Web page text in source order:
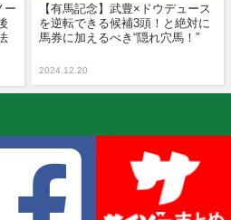
ー
【有馬記念】武豊×ドウデュース
を逆転できる候補3頭！と絶対に
馬券に加えるべき“隠れ穴馬！”
2024.12.20